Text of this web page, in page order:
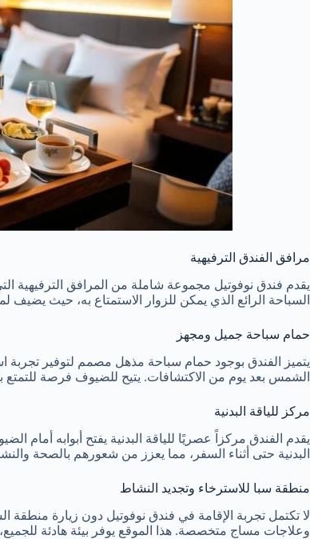
مرافق الفندق الترفيهية
يقدم فندق نوفوتيل مجموعة شاملة من المرافق الترفيهية
السباحة الرائع الذي يمكن للزوار الاستمتاع به، حيث يضيف
حمام سباحة جميل ومجهز
يتميز الفندق بوجود حمام سباحة مذهل مصمم لتوفير تجربة
الشمس بعد يوم من الاكتشافات. يتيح للضيوف فرصة للتمتع
مركز للياقة البدنية
يقدم الفندق مركزاً عصريًا للياقة البدنية يفتح أبوابه أمام
البدنية حتى أثناء السفر، مما يعزز من شعورهم بالصحة
منطقة سبا للاسترخاء وتجديد النشاط
لا تكتمل تجربة الإقامة في فندق نوفوتيل دون زيارة
وعلاجات مساج متخصصة. هذا الموقع يوفر بيئة هادئة